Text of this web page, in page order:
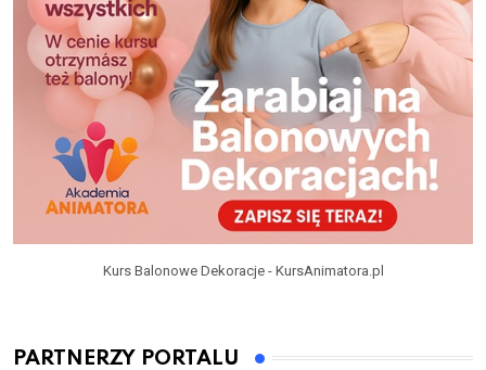
Kurs Balonowe Dekoracje - KursAnimatora.pl
PARTNERZY PORTALU